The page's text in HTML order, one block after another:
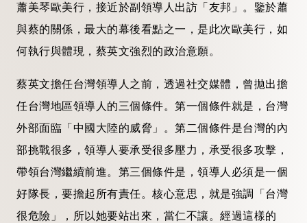
蕭美琴歐美行，接近於副領導人出訪「友邦」。鑒於蕭
與蔡的關係，最大的幕後看點之一，是此次歐美行，如
何執行與體現，蔡英文強烈的政治意願。
蔡英文擔任台灣領導人之前，透過社交媒體，曾拋出擔
任台灣地區領導人的三個條件。第一個條件就是，台灣
外部面臨「中國大陸的威脅」。第二個條件是台灣的內
部挑戰很多，領導人要承受很多壓力，承受很多攻擊，
帶領台灣繼續前進。第三個條件是，領導人必須是一個
好隊長，要擔起所有責任。核心意思，就是強調「台灣
很危險」，所以她要站出來，當仁不讓。經過這樣的